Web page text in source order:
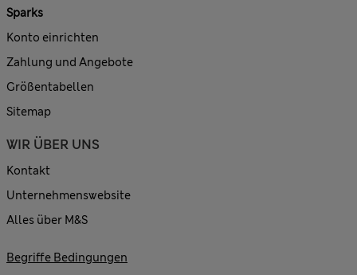
Sparks
Konto einrichten
Zahlung und Angebote
Größentabellen
Sitemap
WIR ÜBER UNS
Kontakt
Unternehmenswebsite
Alles über M&S
Begriffe Bedingungen